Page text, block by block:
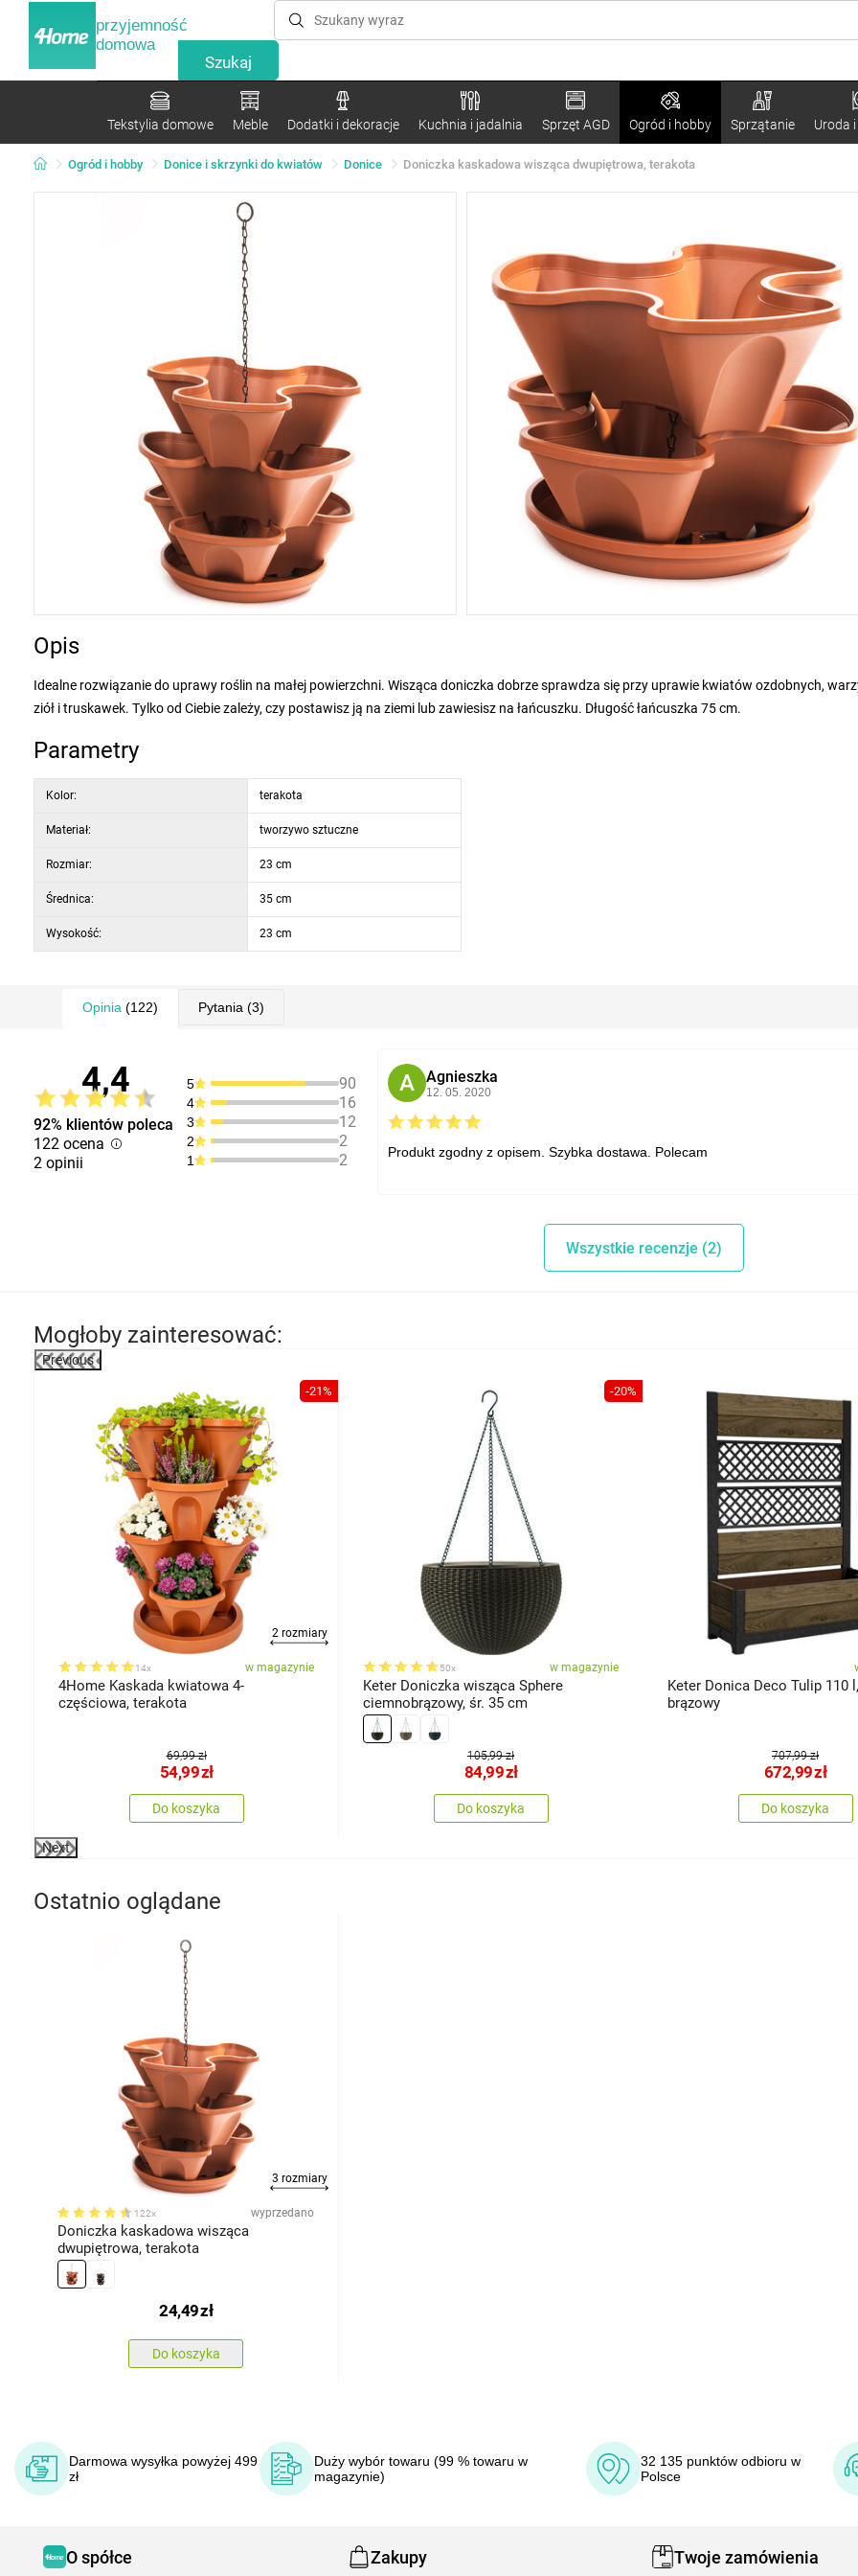
przyjemność
domowa
Tekstylia domowe Meble Dodatki i dekoracje Kuchnia i jadalnia Sprzęt AGD Ogród i hobby Sprzątanie Uroda
Ogród i hobby Donice i skrzynki do kwiatów Donice Doniczka kaskadowa wisząca dwupiętrowa, terakota
Opis
Idealne rozwiązanie do uprawy roślin na małej powierzchni. Wisząca doniczka dobrze sprawdza się przy uprawie kwiatów ozdobnych,
ziół i truskawek. Tylko od Ciebie zależy, czy postawisz ją na ziemi lub zawiesisz na łańcuszku. Długość łańcuszka 75 cm.
Parametry
Kolor: terakota
Materiał: tworzywo sztuczne
Rozmiar: 23 cm
Średnica: 35 cm
Wysokość: 23 cm
Opinia (122) Pytania (3)
4,4
92% klientów poleca
122 ocena
2 opinii
5 90
4 16
3 12
2 2
1 2
A Agnieszka
12. 05. 2020
Produkt zgodny z opisem. Szybka dostawa. Polecam
Wszystkie recenzje (2)
Mogłoby zainteresować:
Previous
-21%
2 rozmiary
14x w magazynie
4Home Kaskada kwiatowa 4-
częściowa, terakota
69,99 zł
54,99zł
Do koszyka
-20%
50x w magazynie
Keter Doniczka wisząca Sphere
ciemnobrązowy, śr. 35 cm
105,99 zł
84,99zł
Do koszyka
Keter Donica Deco Tulip 110
brązowy
707,99 zł
672,99zł
Do koszyka
Next
Ostatnio oglądane
3 rozmiary
122x wyprzedano
Doniczka kaskadowa wisząca
dwupiętrowa, terakota
24,49zł
Do koszyka
Darmowa wysyłka powyżej 499
zł
Duży wybór towaru (99 % towaru w
magazynie)
32 135 punktów odbioru w
Polsce
O spółce Zakupy Twoje zamówienia